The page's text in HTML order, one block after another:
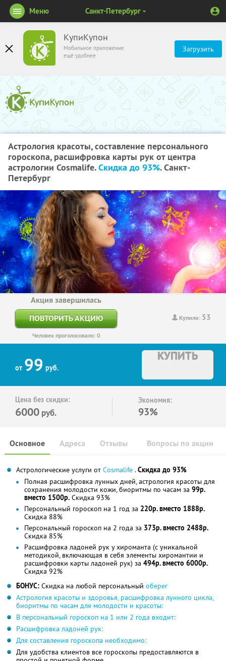
КупиКупон
Мобильное приложение
ещё удобнее
Загрузить
Меню Санкт-Петербург
Астрология красоты, составление персонального
гороскопа, расшифровка карты рук от центра
астрологии Cosmalife.Скидка до 93%. Санкт-
Петербург
Купили: 53
Акция завершилась
ПОВТОРИТЬ АКЦИЮ
Человек проголосовало: 0
от 99 руб.
КУПИТЬ
Цена без скидки:
6000 руб.
Экономия:
93%
Основное Отзывы Вопросы по акции
Адреса
Астрологические услуги от Cosmalife .Скидка до 93%
Полная расшифровка лунных дней, астрология красоты для
сохранения молодости кожи, биоритмы по часам за 99р.
вместо 1500р. Скидка 93%
Персональный гороскоп на 1 год за 220р. вместо 1888р.
Скидка 88%
Персональный гороскоп на 2 года за 373р. вместо 2488р.
Скидка 85%
Расшифровка ладоней рук у хироманта (с уникальной
методикой, включающая в себя элементы хиромантии и
расшифровки карты ладоней рук) за 494р. вместо 6000р.
Скидка 92%
БОНУС: Скидка на любой персональный оберег
Астрология красоты и здоровья, расшифровка лунного цикла,
биоритмы по часам для молодости и красоты:
В персональный гороскоп на 1 или 2 года входит:
Расшифровка ладоней рук:
Для составления гороскопа необходимо:
Для удобства клиентов все гороскопы предоставляются в